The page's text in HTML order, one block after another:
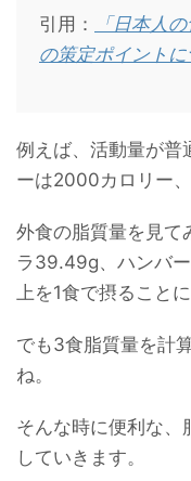
引用：
「日本人
の策定ポイント
例えば、活動量が普
ーは2000カロリー
外食の脂質量を見て
ラ39.49g、ハンバ
上を1食で摂ることに
でも3食脂質量を計
ね。
そんな時に便利な、
していきます。